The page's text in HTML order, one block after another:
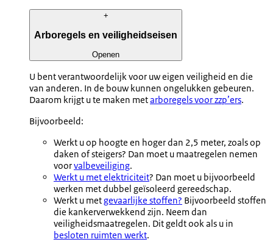
+
Arboregels en veiligheidseisen
Openen
U bent verantwoordelijk voor uw eigen veiligheid en die
van anderen. In de bouw kunnen ongelukken gebeuren.
Daarom krijgt u te maken metarboregels voor zzp’ers.
Bijvoorbeeld:
Werkt u op hoogte en hoger dan 2,5 meter, zoals op
daken of steigers? Dan moet u maatregelen nemen
voorvalbeveiliging.
Werkt u met elektriciteit? Dan moet u bijvoorbeeld
werken met dubbel geïsoleerd gereedschap.
Werkt u metgevaarlijke stoffen? Bijvoorbeeld stoffen
die kankerverwekkend zijn. Neem dan
veiligheidsmaatregelen. Dit geldt ook als u in
besloten ruimten werkt.